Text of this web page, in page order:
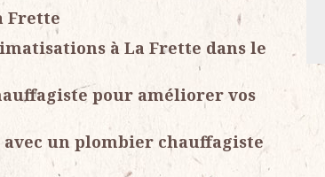
Frette
à La Frette dans le
pour améliorer vos
un plombier chauffagiste